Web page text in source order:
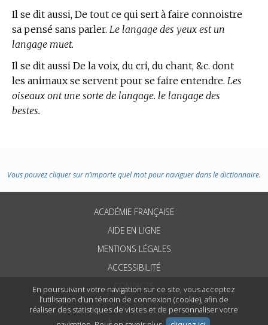
En poursuivant votre navigation sur ce site, vous acceptez
l’utilisation d’un témoin de connexion (cookie), afin de
réaliser des statistiques de visites et de personnaliser votre
Il se dit aussi, De tout ce qui sert à faire connoistre
sa pensé sans parler. Le langage des yeux est un
langage muet.
Il se dit aussi De la voix, du cri, du chant, &c. dont
les animaux se servent pour se faire entendre. Les
oiseaux ont une sorte de langage. le langage des
bestes.
Vous pouvez cliquer sur n’importe quel mot pour naviguer dans le dictionnaire.
ACADÉMIE FRANÇAISE
AIDE EN LIGNE
MENTIONS LÉGALES
ACCESSIBILITÉ
CONTACTS